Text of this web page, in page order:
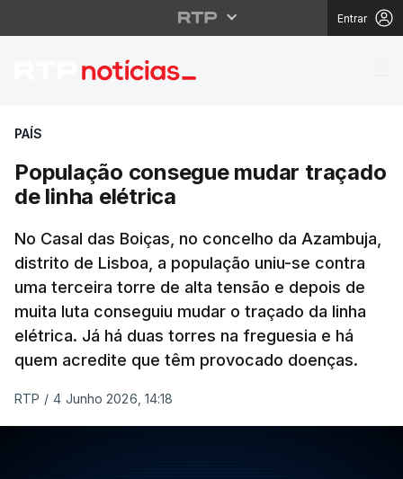
Entrar
População consegue
PAÍS
População consegue mudar traçado
de linha elétrica
No Casal das Boiças, no concelho da Azambuja,
distrito de Lisboa, a população uniu-se contra
uma terceira torre de alta tensão e depois de
muita luta conseguiu mudar o traçado da linha
elétrica. Já há duas torres na freguesia e há
quem acredite que têm provocado doenças.
RTP / 4 Junho 2026, 14:18